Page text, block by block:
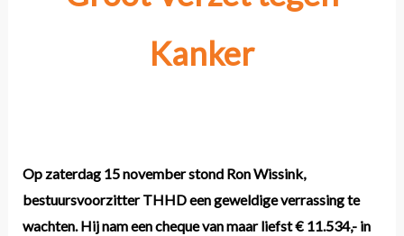
Kanker
Op zaterdag 15 november stond Ron Wissink,
bestuursvoorzitter THHD een geweldige verrassing te
wachten. Hij nam een cheque van maar liefst € 11.534,- in